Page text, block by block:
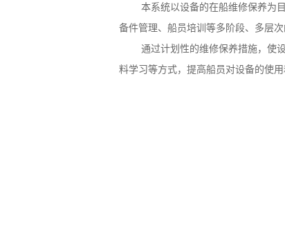
本系统以设备的在船维修保养为
备件管理、船员培训等多阶段、多层
通过计划性的维修保养措施，使
料学习等方式，提高船员对设备的使